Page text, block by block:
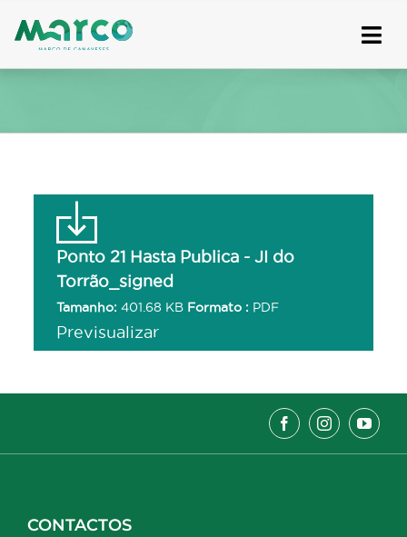
to
Ponto 21 Hasta Publica - JI do
Torrão_signed
Tamanho: 401.68 KB Formato : PDF
Previsualizar
CONTACTOS